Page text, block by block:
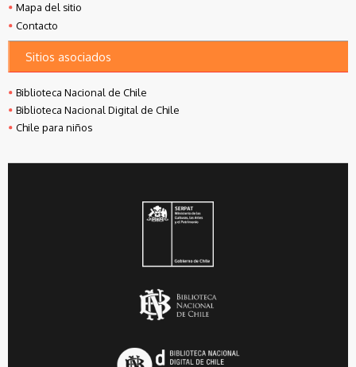
Mapa del sitio
Contacto
Sitios asociados
Biblioteca Nacional de Chile
Biblioteca Nacional Digital de Chile
Chile para niños